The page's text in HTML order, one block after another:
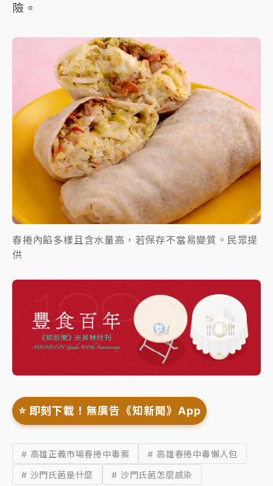
險。
春捲內餡多樣且含水量高，若保存不當易變質。民眾提
供
⭐️ 即刻下載！無廣告《知新聞》App
# 高雄正義市場春捲中毒案
# 高雄春捲中毒懶人包
# 沙門氏菌是什麼
# 沙門氏菌怎麼感染